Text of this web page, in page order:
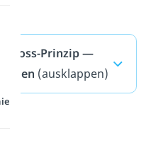
Prinzip —
(ausklappen)